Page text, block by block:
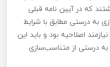
که در آیین نامه قبلی
به درستی مطابق با شرایط
اصلاحیه بود و باید این
به درستی از متناسب‌سازی